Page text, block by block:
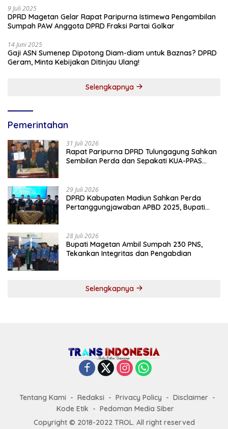
9 Juli 2025
DPRD Magetan Gelar Rapat Paripurna Istimewa Pengambilan
Sumpah PAW Anggota DPRD Fraksi Partai Golkar
14 Juni 2025
Gaji ASN Sumenep Dipotong Diam-diam untuk Baznas? DPRD
Geram, Minta Kebijakan Ditinjau Ulang!
Selengkapnya
Pemerintahan
31 Juli 2026
Rapat Paripurna DPRD Tulungagung Sahkan
Sembilan Perda dan Sepakati KUA-PPAS
29 Juli 2026
DPRD Kabupaten Madiun Sahkan Perda
Pertanggungjawaban APBD 2025, Bupati
28 Juli 2026
Bupati Magetan Ambil Sumpah 230 PNS,
Tekankan Integritas dan Pengabdian
Selengkapnya
Tentang Kami Redaksi Privacy Policy
Disclaimer
Kode Etik
Pedoman Media Siber
Copyright © 2018-2022 TROL. All right reserved